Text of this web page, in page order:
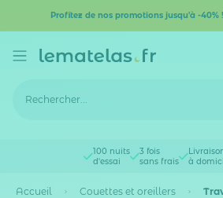
Profitez de nos promotions jusqu'à -40%
100 nuits
d'essai
3 fois
sans frais
à
Accueil Couettes et oreillers